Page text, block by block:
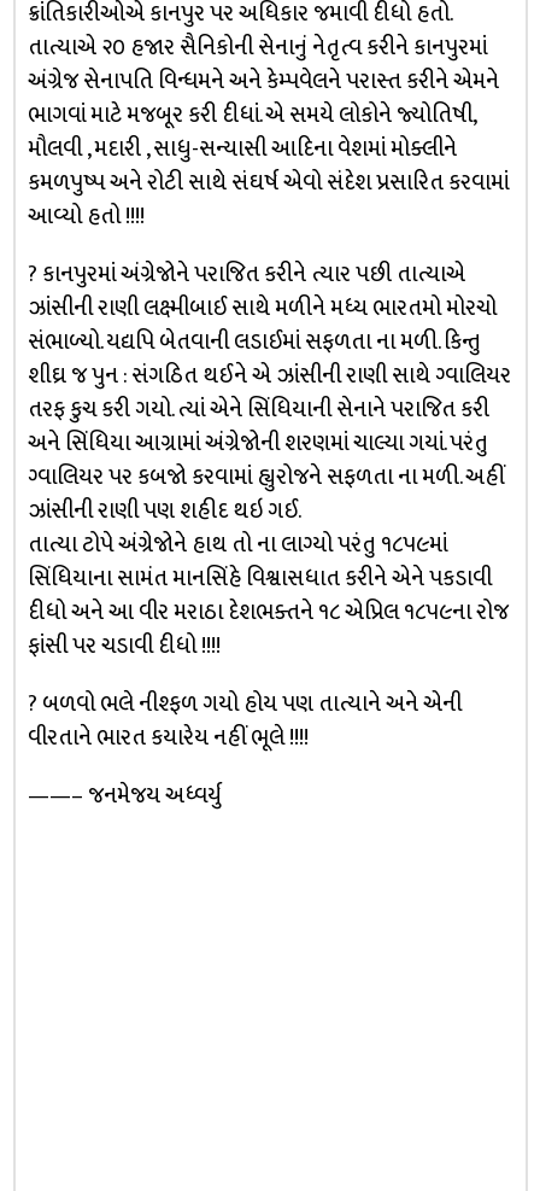
ક્રાંતિકારીઓએ કાનપુર પર અધિકાર જમાવી દીધો હતો.
તાત્યાએ ૨૦ હજાર સૈનિકોની સેનાનું નેતૃત્વ કરીને કાનપુરમાં
અંગ્રેજ સેનાપતિ વિન્ધમને અને કેમ્પવેલને પરાસ્ત કરીને એમને
ભાગવાં માટે મજબૂર કરી દીધાં. એ સમયે લોકોને જ્યોતિષી,
મૌલવી , મદારી , સાધુ-સન્યાસી આદિના વેશમાં મોક્લીને
કમળપુષ્પ અને રોટી સાથે સંઘર્ષ એવો સંદેશ પ્રસારિત કરવામાં
આવ્યો હતો !!!!
? કાનપુરમાં અંગ્રેજોને પરાજિત કરીને ત્યાર પછી તાત્યાએ
ઝાંસીની રાણી લક્ષ્મીબાઈ સાથે મળીને મધ્ય ભારતમો મોરચો
સંભાળ્યો. યદ્યપિ બેતવાની લડાઈમાં સફળતા ના મળી. કિન્તુ
શીઘ્ર જ પુન : સંગઠિત થઈને એ ઝાંસીની રાણી સાથે ગ્વાલિયર
તરફ કુચ કરી ગયો. ત્યાં એને સિંધિયાની સેનાને પરાજિત કરી
અને સિંધિયા આગ્રામાં અંગ્રેજોની શરણમાં ચાલ્યા ગયાં. પરંતુ
ગ્વાલિયર પર કબજો કરવામાં હ્યુરોજને સફળતા ના મળી. અહીં
ઝાંસીની રાણી પણ શહીદ થઇ ગઈ.
તાત્યા ટોપે અંગ્રેજોને હાથ તો ના લાગ્યો પરંતુ ૧૮૫૯માં
સિંધિયાના સામંત માનસિંહે વિશ્વાસધાત કરીને એને પકડાવી
દીધો અને આ વીર મરાઠા દેશભક્તને ૧૮ એપ્રિલ ૧૮૫૯ના રોજ
ફાંસી પર ચડાવી દીધો !!!!
? બળવો ભલે નીશ્ફળ ગયો હોય પણ તાત્યાને અને એની
વીરતાને ભારત કયારેય નહીં ભૂલે !!!!
——– જનમેજય અધ્વર્યુ